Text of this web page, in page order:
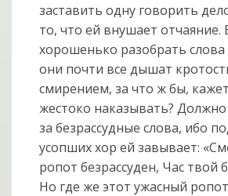
заставить одну говорить
то, что ей внушает
хорошенько разобрать
они почти все дышат
смирением, за что ж бы,
жестоко наказывать?
за безрассудные слова, ибо
усопших хор ей завывает:
ропот безрассуден, Час твой
Но где же этот ужасный